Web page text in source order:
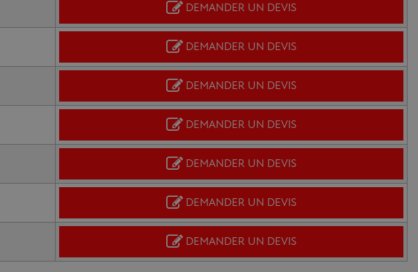
DEMANDER UN DEVIS
DEMANDER UN DEVIS
DEMANDER UN DEVIS
DEMANDER UN DEVIS
DEMANDER UN DEVIS
DEMANDER UN DEVIS
DEMANDER UN DEVIS